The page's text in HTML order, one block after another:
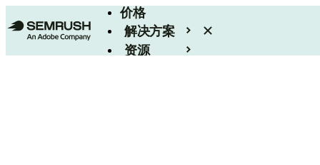
价格
解决方案
资源